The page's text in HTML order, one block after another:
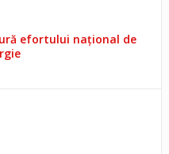
efortului național de